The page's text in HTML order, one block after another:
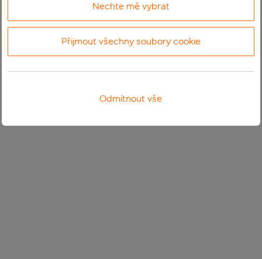
Nechte mě vybrat
Přijmout všechny soubory cookie
Odmítnout vše